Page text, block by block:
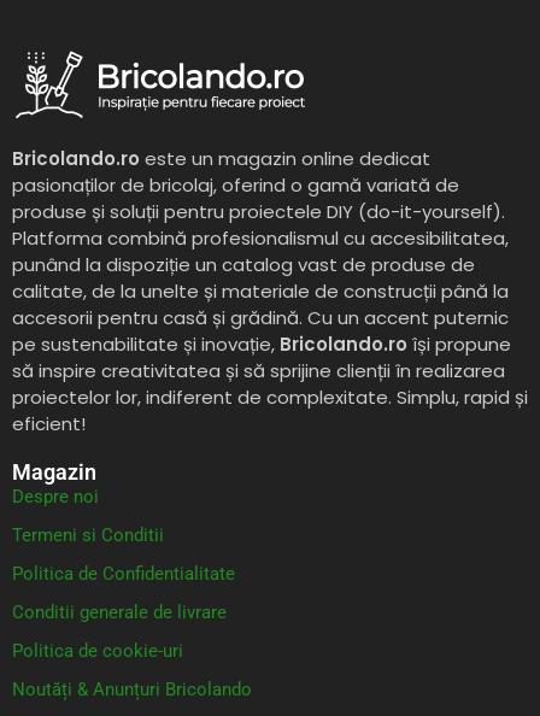
Bricolando.ro este un magazin online dedicat
pasionaților de bricolaj, oferind o gamă variată de
produse și soluții pentru proiectele DIY (do-it-yourself).
Platforma combină profesionalismul cu accesibilitatea,
punând la dispoziție un catalog vast de produse de
calitate, de la unelte și materiale de construcții până la
accesorii pentru casă și grădină. Cu un accent puternic
pe sustenabilitate și inovație, Bricolando.ro își propune
să inspire creativitatea și să sprijine clienții în realizarea
proiectelor lor, indiferent de complexitate. Simplu, rapid și
eficient!
Magazin
Despre noi
Termeni si Conditii
Politica de Confidentialitate
Conditii generale de livrare
Politica de cookie-uri
Noutăți & Anunțuri Bricolando